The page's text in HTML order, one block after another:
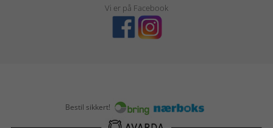
Vi er på Facebook
Bestil sikkert!